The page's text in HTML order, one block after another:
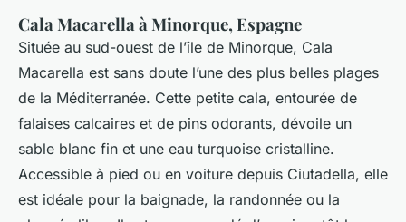
Cala Macarella à Minorque, Espagne
Située au sud-ouest de l’île de Minorque, Cala
Macarella est sans doute l’une des plus belles plages
de la Méditerranée. Cette petite cala, entourée de
falaises calcaires et de pins odorants, dévoile un
sable blanc fin et une eau turquoise cristalline.
Accessible à pied ou en voiture depuis Ciutadella, elle
est idéale pour la baignade, la randonnée ou la